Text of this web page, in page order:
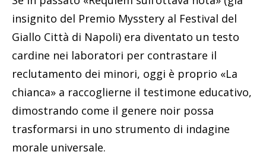
insignito del Premio Mysstery al Festival del
Giallo Città di Napoli) era diventato un testo
cardine nei laboratori per contrastare il
reclutamento dei minori, oggi è proprio «La
chianca» a raccoglierne il testimone educativo,
dimostrando come il genere noir possa
trasformarsi in uno strumento di indagine
morale universale.